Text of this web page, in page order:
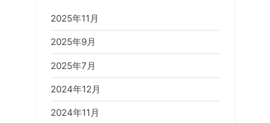
2025年11月
2025年9月
2025年7月
2024年12月
2024年11月